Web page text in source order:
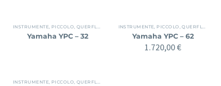
INSTRUMENTE PICCOLO QUERFLÖTE
Yamaha YPC – 32
INSTRUMENTE PICCOLO ,QUERFLÖTE
Yamaha YPC – 62
1.720,00€
INSTRUMENTE PICCOLO QUERFLÖTE